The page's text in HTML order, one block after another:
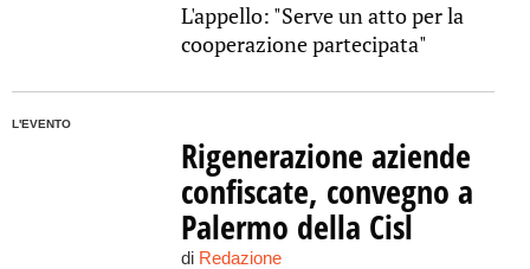
L'appello: "Serve un atto per la
cooperazione partecipata"
L'EVENTO
Rigenerazione aziende
confiscate, convegno a
Palermo della Cisl
di Redazione